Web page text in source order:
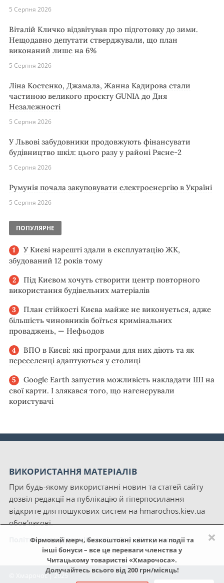
×
Фірмовий мерч, безкоштовні квитки на події та
інші бонуси – все це переваги членства у
Читацькому товаристві «Хмарочоса».
Долучайтесь всього від 200 грн/місяць!
5 Серпня 2026
Віталій Кличко відзвітував про підготовку до зими.
Нещодавно депутати стверджували, що план
виконаний лише на 6%
5 Серпня 2026
Ліна Костенко, Джамала, Жанна Кадирова стали
частиною великого проєкту GUNIA до Дня
Незалежності
5 Серпня 2026
У Львові забудовники продовжують фінансувати
будівництво шкіл: цього разу у районі Рясне-2
5 Серпня 2026
Румунія почала закуповувати електроенергію в Україні
5 Серпня 2026
ПОПУЛЯРНЕ
У Києві нарешті здали в експлуатацію ЖК,
збудований 12 років тому
Під Києвом хочуть створити центр повторного
використання будівельних матеріалів
План стійкості Києва майже не виконується, адже
більшість чиновників боїться кримінальних
проваджень, — Нефьодов
ВПО в Києві: які програми для них діють та як
переселенці адаптуються у столиці
Google Earth запустив можливість накладати ШІ на
свої карти. І злякався того, що нагенерували
користувачі
ВИКОРИСТАННЯ МАТЕРІАЛІВ
При будь-якому використанні новин та статей сайту
дозвіл редакції на публікацію й гіперпосилання
відкрите для пошукових систем на hmarochos.kiev.ua
обов'язкові.
Політика конфіденційності сайту «Хмарочос»
© Хмарочос | 2025